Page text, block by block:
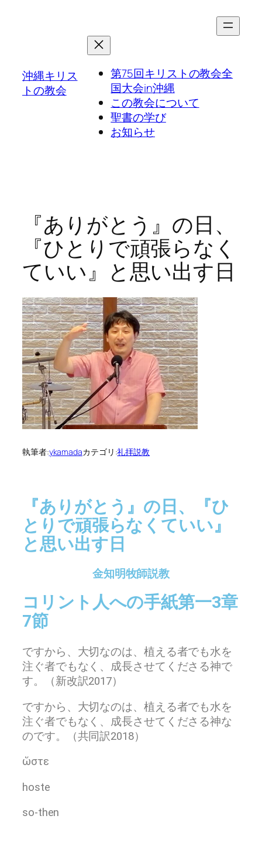
沖縄キリス
トの教会
第75回キリストの教会全
国大会in沖縄
この教会について
聖書の学び
お知らせ
『ありがとう』の日、
『ひとりで頑張らなく
ていい』と思い出す日
執筆者:ykamadaカテゴリ:礼拝説教
『ありがとう』の日、『ひ
とりで頑張らなくていい』
と思い出す日
金知明牧師説教
コリント人への手紙第一3章
7節
ですから、大切なのは、植える者でも水を
注ぐ者でもなく、成長させてくださる神で
す。（新改訳2017）
ですから、大切なのは、植える者でも水を
注ぐ者でもなく、成長させてくださる神な
のです。（共同訳2018）
ὥστε
hoste
so-then